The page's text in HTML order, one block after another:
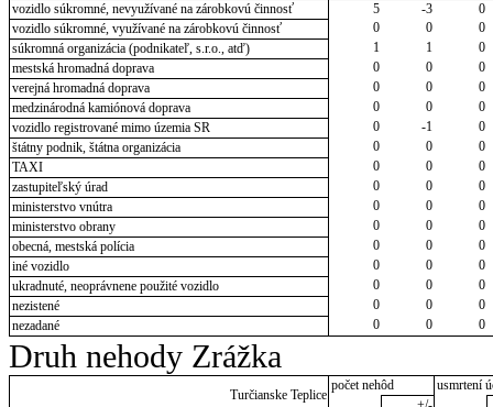
vozidlo súkromné, nevyužívané na zárobkovú činnosť
5 -3
0
vozidlo súkromné, využívané na zárobkovú činnosť
0 0
0
súkromná organizácia (podnikateľ, s.r.o., atď)
1 1
0
mestská hromadná doprava
0 0
0
verejná hromadná doprava
0 0
0
medzinárodná kamiónová doprava
0 0
0
vozidlo registrované mimo územia SR
0 -1
0
štátny podnik, štátna organizácia
0 0
0
TAXI
0 0
0
zastupiteľský úrad
0 0
0
ministerstvo vnútra
0 0
0
ministerstvo obrany
0 0
0
obecná, mestská polícia
0 0
0
iné vozidlo
0 0
0
ukradnuté, neoprávnene použité vozidlo
0 0
0
nezistené
0 0
0
nezadané
0 0 0
Druh nehody Zrážka
Turčianske Teplice
počet nehôd
usmrtení